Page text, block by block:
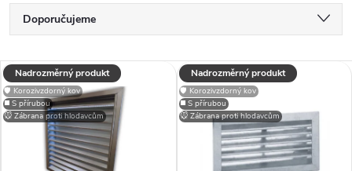
Ř
a
z
Doporučujeme
Nejdražší
Nejprodávanější
Abecedně
V
ý
Nadrozměrný produkt
◼️ S přírubou
🛡️ Korozivzdorný kov
🐭 Zábrana proti hlodavcům
Nadrozměrný produkt
◼️ S přírubou
🛡️ Korozivzdorný kov
🐭 Zábrana proti hlodavcům